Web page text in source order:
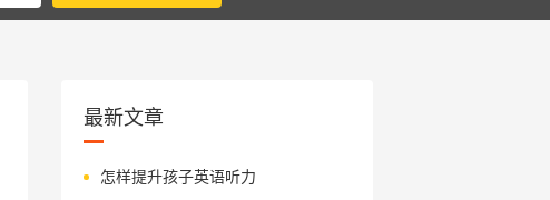
最新文章
怎样提升孩子英语听力